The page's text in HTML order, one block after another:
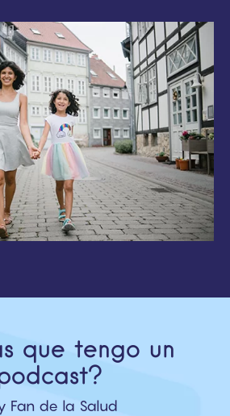
que tengo un
Fan de la Salud